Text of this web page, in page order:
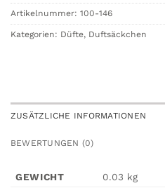
Artikelnummer: 100-146
Kategorien: Düfte, Duftsäckchen
ZUSÄTZLICHE INFORMATIONEN
BEWERTUNGEN (0)
GEWICHT 0.03 kg